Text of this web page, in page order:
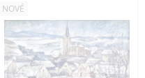
NOVÉ